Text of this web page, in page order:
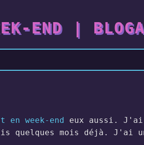
END |
en week-end eux aussi.
quelques mois déjà. J'ai